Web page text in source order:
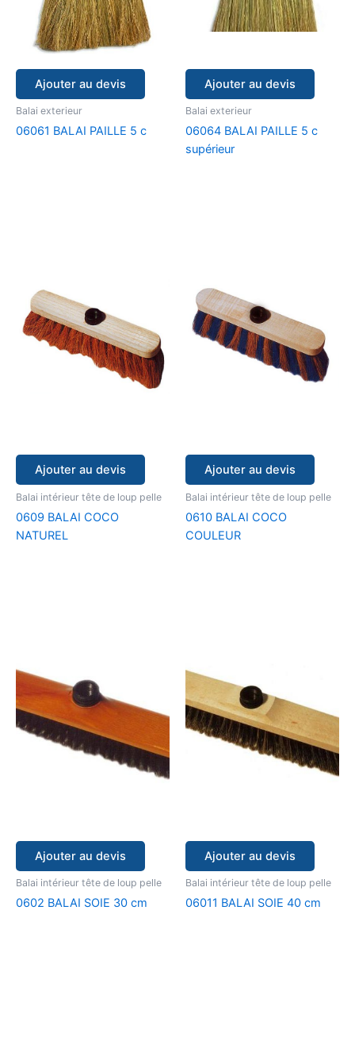
Ajouter au devis
Balai exterieur
06061 BALAI PAILLE 5 c
Ajouter au devis
Balai exterieur
06064 BALAI PAILLE 5 c
supérieur
Ajouter au devis
Balai intérieur tête de loup pelle
0609 BALAI COCO
NATUREL
Ajouter au devis
Balai intérieur tête de loup pelle
0610 BALAI COCO
COULEUR
Ajouter au devis
Balai intérieur tête de loup pelle
0602 BALAI SOIE 30 cm
Ajouter au devis
Balai intérieur tête de loup pelle
06011 BALAI SOIE 40 cm